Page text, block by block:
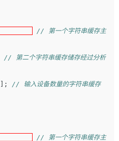
// 第一个字符串缓存主
// 第二个字符串缓存储存经过分析
];
// 输入设备数量的字符串缓存
// 第一个字符串缓存主